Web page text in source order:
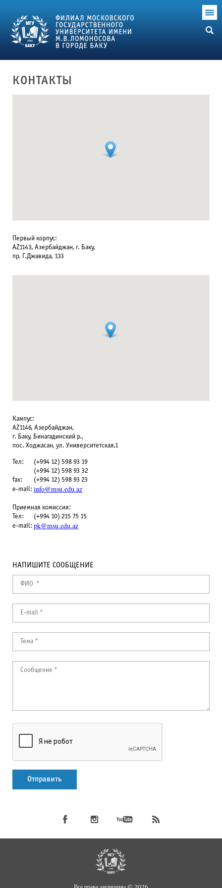
КОНТАКТЫ
Первый корпус:
AZ1143, Азербайджан, г. Баку,
пр. Г.Джавида, 133
Кампус:
AZ1146, Азербайджан,
г. Баку, Бинагадинский р.,
пос. Ходжасан, ул. Университетская,1
Тел:
(+994 12) 598 93 19
(+994 12) 598 93 32
fax:
(+994 12) 598 93 23
e-mail: info@msu.edu.az
Приемная комиссия:
Тел:
(+994 10) 215 75 15
e-mail: pk@msu.edu.az
НАПИШИТЕ СООБЩЕНИЕ